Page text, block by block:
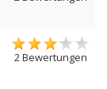
2 Bewertungen